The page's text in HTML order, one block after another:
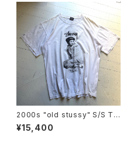
2000s "old stussy" S/S T-
shirt
¥15,400